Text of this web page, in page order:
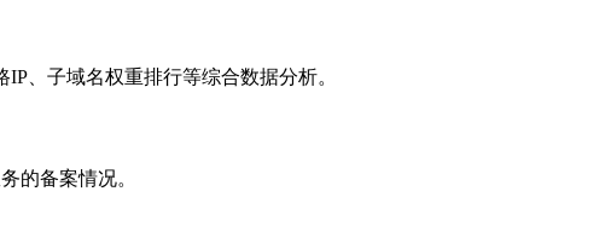
、子域名权重排行等综合数据分析。
的备案情况。